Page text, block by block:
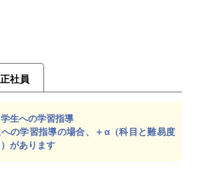
正社員
生への学習指導
の学習指導の場合、＋α（科目と難易度
があります